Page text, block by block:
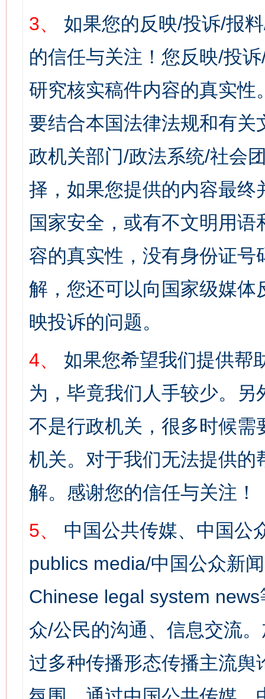
3、
如果您的反映/投诉/报
的信任与关注！您反映/投
研究核实稿件内容的真实
要结合本国法律法规和有关
政机关部门/政法系统/社会
择，如果您提供的内容最
国家安全，或有不文明用
容的真实性，没有身份证
解，您还可以向国家级媒
映投诉的问题。
4、
如果您希望我们提供帮
为，毕竟我们人手较少。
不是行政机关，很多时候
机关。对于我们无法提供
解。感谢您的信任与关注！
5、
中国公共传媒、中国公
publics media/中国公众新
Chinese legal system
众/公民的沟通、信息交流
过多种传播形态传播主流